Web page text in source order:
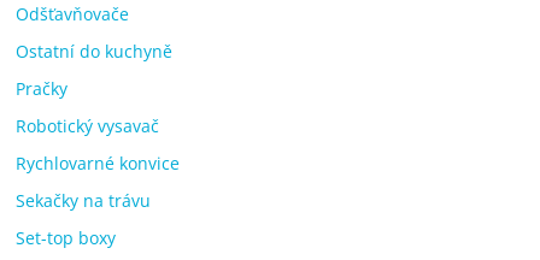
Odšťavňovače
Ostatní do kuchyně
Pračky
Robotický vysavač
Rychlovarné konvice
Sekačky na trávu
Set-top boxy